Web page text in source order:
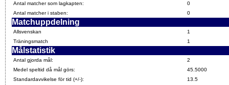
Antal matcher som lagkapten:
0
Antal matcher i staben:
0
Matchuppdelning
Allsvenskan
1
Träningsmatch
1
Målstatistik
Antal gjorda mål:
2
Medel speltid då mål görs:
45.5000
Standardavvikelse för tid (+/-):
13.5